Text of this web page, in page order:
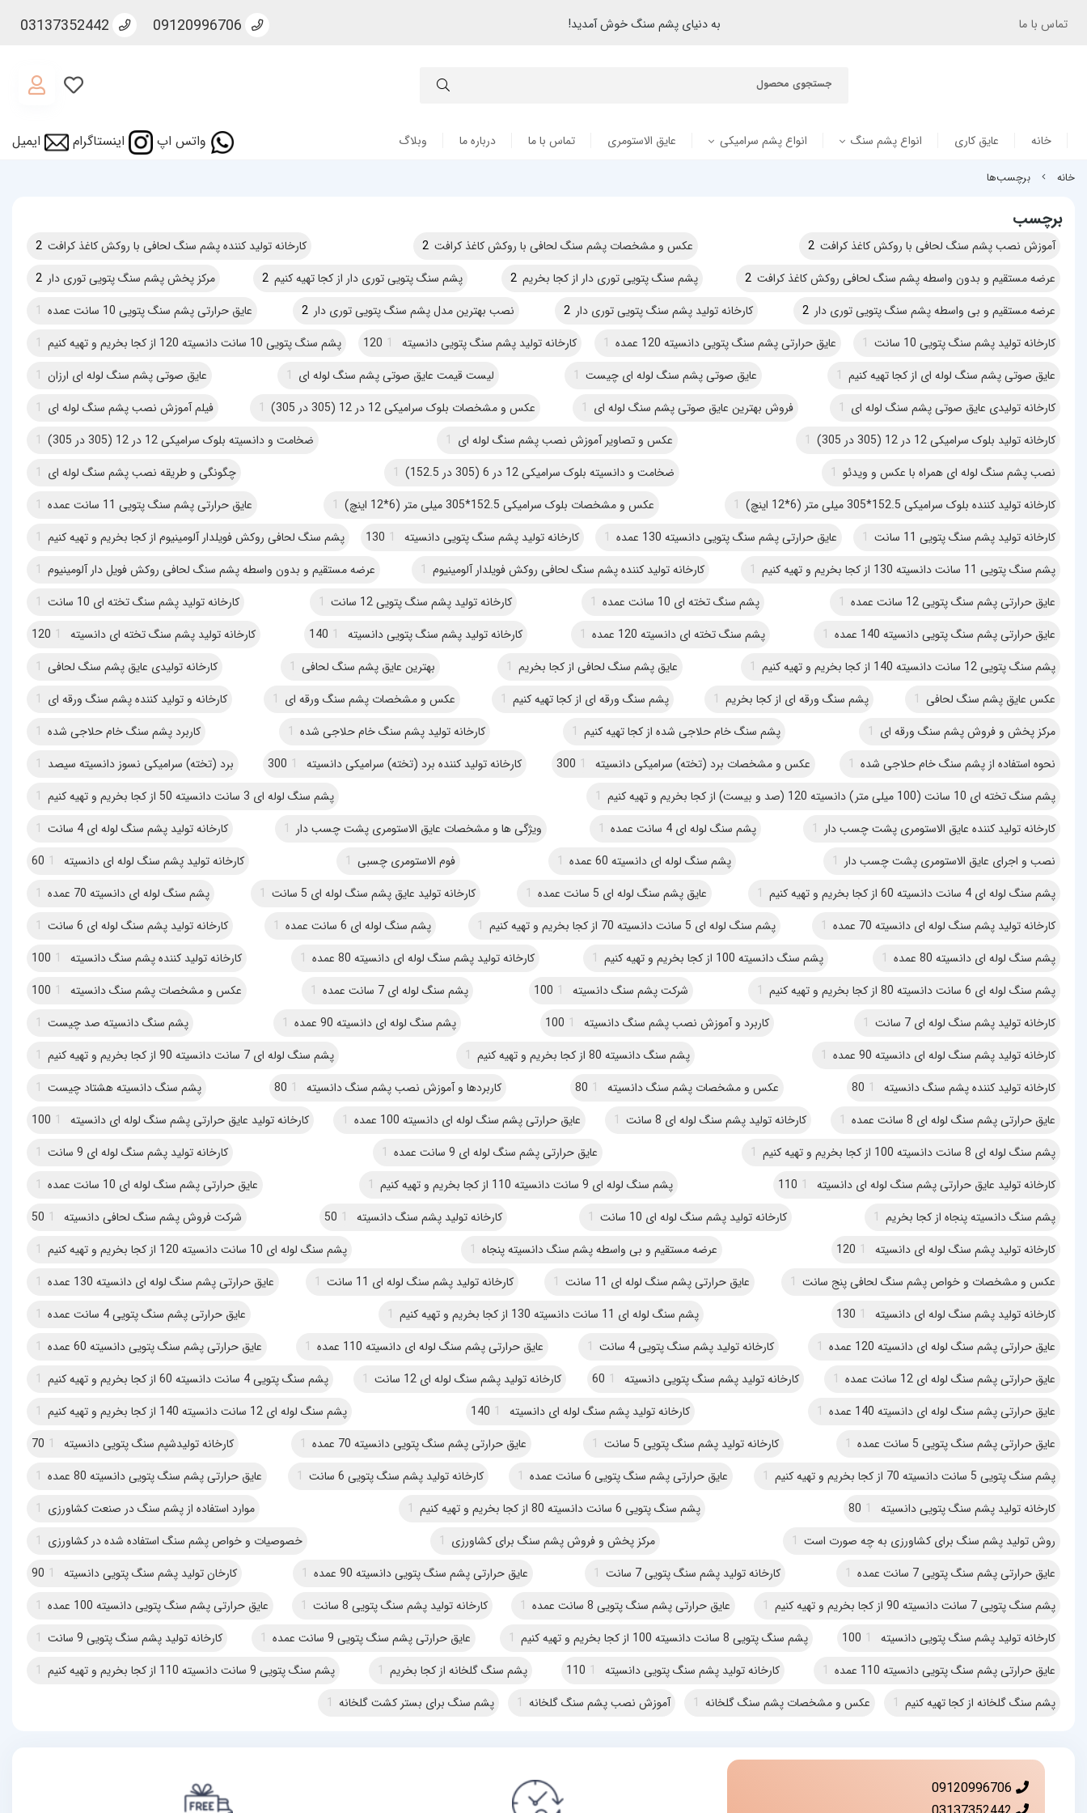
تماس با ما به دنیای پشم سنگ خوش آمدید! 09120996706
03137352442
خانه عایق کاری انواع پشم سنگ انواع پشم سرامیکی عایق الاستومری تماس با ما درباره ما وبلاگ واتس اپ اینستاگرام ایمیل
خانه برچسب‌ها
برچسب
آموزش نصب پشم سنگ لحافی با روکش کاغذ کرافت 2 عکس و مشخصات پشم سنگ لحافی با روکش کاغذ کرافت 2 کارخانه تولید کننده پشم سنگ لحافی با روکش کاغذ کرافت 2
عرضه مستقیم و بدون واسطه پشم سنگ لحافی روکش کاغذ کرافت 2 پشم سنگ پتویی توری دار از کجا بخریم 2 پشم سنگ پتویی توری دار از کجا تهیه کنیم 2 مرکز پخش پشم سنگ پتویی توری دار 2
عرضه مستقیم و بی واسطه پشم سنگ پتویی توری دار 2 کارخانه تولید پشم سنگ پتویی توری دار 2 نصب بهترین مدل پشم سنگ پتویی توری دار 2 عایق حرارتی پشم سنگ پتویی 10 سانت عمده
1
کارخانه تولید پشم سنگ پتویی 10 سانت
1 عایق حرارتی پشم سنگ پتویی دانسیته 120 عمده 1 کارخانه تولید پشم سنگ پتویی دانسیته 120 1 پشم سنگ پتویی 10 سانت دانسیته 120 از کجا بخریم و تهیه کنیم
1
عایق صوتی پشم سنگ لوله ای از کجا تهیه کنیم 1 عایق صوتی پشم سنگ لوله ای چیست 1 لیست قیمت عایق صوتی پشم سنگ لوله ای 1 عایق صوتی پشم سنگ لوله ای ارزان 1
کارخانه تولیدی عایق صوتی پشم سنگ لوله ای 1 فروش بهترین عایق صوتی پشم سنگ لوله ای 1 عکس و مشخصات بلوک سرامیکی 12 در 12 (305 در 305) 1 فیلم آموزش نصب پشم سنگ لوله ای 1
کارخانه تولید بلوک سرامیکی 12 در 12 (305 در 305)
1 عکس و تصاویر آموزش نصب پشم سنگ لوله ای 1 ضخامت و دانسیته بلوک سرامیکی 12 در 12 (305 در 305)
1
نصب پشم سنگ لوله ای همراه با عکس و ویدئو 1 ضخامت و دانسیته بلوک سرامیکی 12 در 6 (305 در 152.5) 1 چگونگی و طریقه نصب پشم سنگ لوله ای 1
کارخانه تولید کننده بلوک سرامیکی 152.5*305 میلی متر (6*12 اینچ)
1 عکس و مشخصات بلوک سرامیکی 152.5*305 میلی متر (6*12 اینچ) 1 عایق حرارتی پشم سنگ پتویی 11 سانت عمده
1
کارخانه تولید پشم سنگ پتویی 11 سانت
1 عایق حرارتی پشم سنگ پتویی دانسیته 130 عمده 1 کارخانه تولید پشم سنگ پتویی دانسیته 130 1 پشم سنگ لحافی روکش فویلدار آلومینیوم از کجا بخریم و تهیه کنیم 1
پشم سنگ پتویی 11 سانت دانسیته 130 از کجا بخریم و تهیه کنیم
1 کارخانه تولید کننده پشم سنگ لحافی روکش فویلدار آلومینیوم 1 عرضه مستقیم و بدون واسطه پشم سنگ لحافی روکش فویل دار آلومینیوم 1
عایق حرارتی پشم سنگ پتویی 12 سانت عمده
1 پشم سنگ تخته ای 10 سانت عمده 1 کارخانه تولید پشم سنگ پتویی 12 سانت 1 کارخانه تولید پشم سنگ تخته ای 10 سانت
1
عایق حرارتی پشم سنگ پتویی دانسیته 140 عمده
1 پشم سنگ تخته ای دانسیته 120 عمده 1 کارخانه تولید پشم سنگ پتویی دانسیته 140 1 کارخانه تولید پشم سنگ تخته ای دانسیته 120
1
پشم سنگ پتویی 12 سانت دانسیته 140 از کجا بخریم و تهیه کنیم
1 عایق پشم سنگ لحافی از کجا بخریم 1 بهترین عایق پشم سنگ لحافی 1 کارخانه تولیدی عایق پشم سنگ لحافی 1
عکس عایق پشم سنگ لحافی 1 پشم سنگ ورقه ای از کجا بخریم 1 پشم سنگ ورقه ای از کجا تهیه کنیم 1 عکس و مشخصات پشم سنگ ورقه ای 1 کارخانه و تولید کننده پشم سنگ ورقه ای 1
مرکز پخش و فروش پشم سنگ ورقه ای 1 پشم سنگ خام حلاجی شده از کجا تهیه کنیم 1 کارخانه تولید پشم سنگ خام حلاجی شده 1 کاربرد پشم سنگ خام حلاجی شده 1
نحوه استفاده از پشم سنگ خام حلاجی شده 1 عکس و مشخصات برد (تخته) سرامیکی دانسیته 300 1 کارخانه تولید کننده برد (تخته) سرامیکی دانسیته 300 1 برد (تخته) سرامیکی نسوز دانسیته سیصد 1
پشم سنگ تخته ای 10 سانت (100 میلی متر) دانسیته 120 (صد و بیست) از کجا بخریم و تهیه کنیم
1 پشم سنگ لوله ای 3 سانت دانسیته 50 از کجا بخریم و تهیه کنیم
1
کارخانه تولید کننده عایق الاستومری پشت چسب دار 1 پشم سنگ لوله ای 4 سانت عمده 1 ویژگی ها و مشخصات عایق الاستومری پشت چسب دار 1 کارخانه تولید پشم سنگ لوله ای 4 سانت
1
نصب و اجرای عایق الاستومری پشت چسب دار 1 پشم سنگ لوله ای دانسیته 60 عمده 1 فوم الاستومری چسبی 1 کارخانه تولید پشم سنگ لوله ای دانسیته 60
1
پشم سنگ لوله ای 4 سانت دانسیته 60 از کجا بخریم و تهیه کنیم
1 عایق پشم سنگ لوله ای 5 سانت عمده 1 کارخانه تولید عایق پشم سنگ لوله ای 5 سانت 1 پشم سنگ لوله ای دانسیته 70 عمده
1
کارخانه تولید پشم سنگ لوله ای دانسیته 70 عمده
1 پشم سنگ لوله ای 5 سانت دانسیته 70 از کجا بخریم و تهیه کنیم 1 پشم سنگ لوله ای 6 سانت عمده 1 کارخانه تولید پشم سنگ لوله ای 6 سانت
1
پشم سنگ لوله ای دانسیته 80 عمده
1 پشم سنگ دانسیته 100 از کجا بخریم و تهیه کنیم 1 کارخانه تولید پشم سنگ لوله ای دانسیته 80 عمده 1 کارخانه تولید کننده پشم سنگ دانسیته 100
1
پشم سنگ لوله ای 6 سانت دانسیته 80 از کجا بخریم و تهیه کنیم
1 شرکت پشم سنگ دانسیته 100 1 پشم سنگ لوله ای 7 سانت عمده 1 عکس و مشخصات پشم سنگ دانسیته 100
1
کارخانه تولید پشم سنگ لوله ای 7 سانت
1 کاربرد و آموزش نصب پشم سنگ دانسیته 100 1 پشم سنگ لوله ای دانسیته 90 عمده 1 پشم سنگ دانسیته صد چیست 1
کارخانه تولید پشم سنگ لوله ای دانسیته 90 عمده
1 پشم سنگ دانسیته 80 از کجا بخریم و تهیه کنیم 1 پشم سنگ لوله ای 7 سانت دانسیته 90 از کجا بخریم و تهیه کنیم
1
کارخانه تولید کننده پشم سنگ دانسیته 80
1 عکس و مشخصات پشم سنگ دانسیته 80 1 کاربردها و آموزش نصب پشم سنگ دانسیته 80 1 پشم سنگ دانسیته هشتاد چیست 1
عایق حرارتی پشم سنگ لوله ای 8 سانت عمده
1 کارخانه تولید پشم سنگ لوله ای 8 سانت 1 عایق حرارتی پشم سنگ لوله ای دانسیته 100 عمده 1 کارخانه تولید عایق حرارتی پشم سنگ لوله ای دانسیته 100
1
پشم سنگ لوله ای 8 سانت دانسیته 100 از کجا بخریم و تهیه کنیم
1 عایق حرارتی پشم سنگ لوله ای 9 سانت عمده 1 کارخانه تولید پشم سنگ لوله ای 9 سانت
1
کارخانه تولید عایق حرارتی پشم سنگ لوله ای دانسیته 110
1 پشم سنگ لوله ای 9 سانت دانسیته 110 از کجا بخریم و تهیه کنیم 1 عایق حرارتی پشم سنگ لوله ای 10 سانت عمده
1
پشم سنگ دانسیته پنجاه از کجا بخریم 1 کارخانه تولید پشم سنگ لوله ای 10 سانت 1 کارخانه تولید پشم سنگ دانسیته 50 1 شرکت فروش پشم سنگ لحافی دانسیته 50
1
کارخانه تولید پشم سنگ لوله ای دانسیته 120
1 عرضه مستقیم و بی واسطه پشم سنگ دانسیته پنجاه 1 پشم سنگ لوله ای 10 سانت دانسیته 120 از کجا بخریم و تهیه کنیم
1
عکس و مشخصات و خواص پشم سنگ لحافی پنج سانت 1 عایق حرارتی پشم سنگ لوله ای 11 سانت 1 کارخانه تولید پشم سنگ لوله ای 11 سانت 1 عایق حرارتی پشم سنگ لوله ای دانسیته 130 عمده
1
کارخانه تولید پشم سنگ لوله ای دانسیته 130
1 پشم سنگ لوله ای 11 سانت دانسیته 130 از کجا بخریم و تهیه کنیم 1 عایق حرارتی پشم سنگ پتویی 4 سانت عمده
1
عایق حرارتی پشم سنگ لوله ای دانسیته 120 عمده
1 کارخانه تولید پشم سنگ پتویی 4 سانت 1 عایق حرارتی پشم سنگ لوله ای دانسیته 110 عمده 1 عایق حرارتی پشم سنگ پتویی دانسیته 60 عمده
1
عایق حرارتی پشم سنگ لوله ای 12 سانت عمده
1 کارخانه تولید پشم سنگ پتویی دانسیته 60 1 کارخانه تولید پشم سنگ لوله ای 12 سانت 1 پشم سنگ پتویی 4 سانت دانسیته 60 از کجا بخریم و تهیه کنیم
1
عایق حرارتی پشم سنگ لوله ای دانسیته 140 عمده
1 کارخانه تولید پشم سنگ لوله ای دانسیته 140 1 پشم سنگ لوله ای 12 سانت دانسیته 140 از کجا بخریم و تهیه کنیم
1
عایق حرارتی پشم سنگ پتویی 5 سانت عمده
1 کارخانه تولید پشم سنگ پتویی 5 سانت 1 عایق حرارتی پشم سنگ پتویی دانسیته 70 عمده 1 کارخانه تولیدشپم سنگ پتویی دانسیته 70
1
پشم سنگ پتویی 5 سانت دانسیته 70 از کجا بخریم و تهیه کنیم
1 عایق حرارتی پشم سنگ پتویی 6 سانت عمده 1 کارخانه تولید پشم سنگ پتویی 6 سانت 1 عایق حرارتی پشم سنگ پتویی دانسیته 80 عمده
1
کارخانه تولید پشم سنگ پتویی دانسیته 80
1 پشم سنگ پتویی 6 سانت دانسیته 80 از کجا بخریم و تهیه کنیم 1 موارد استفاده از پشم سنگ در صنعت کشاورزی 1
روش تولید پشم سنگ برای کشاورزی به چه صورت است 1 مرکز پخش و فروش پشم سنگ برای کشاورزی 1 خصوصیات و خواص پشم سنگ استفاده شده در کشاورزی 1
عایق حرارتی پشم سنگ پتویی 7 سانت عمده
1 کارخانه تولید پشم سنگ پتویی 7 سانت 1 عایق حرارتی پشم سنگ پتویی دانسیته 90 عمده 1 کارخان تولید پشم سنگ پتویی دانسیته 90
1
پشم سنگ پتویی 7 سانت دانسیته 90 از کجا بخریم و تهیه کنیم
1 عایق حرارتی پشم سنگ پتویی 8 سانت عمده 1 کارخانه تولید پشم سنگ پتویی 8 سانت 1 عایق حرارتی پشم سنگ پتویی دانسیته 100 عمده
1
کارخانه تولید پشم سنگ پتویی دانسیته 100
1 پشم سنگ پتویی 8 سانت دانسیته 100 از کجا بخریم و تهیه کنیم 1 عایق حرارتی پشم سنگ پتویی 9 سانت عمده 1 کارخانه تولید پشم سنگ پتویی 9 سانت
1
عایق حرارتی پشم سنگ پتویی دانسیته 110 عمده
1 کارخانه تولید پشم سنگ پتویی دانسیته 110 1 پشم سنگ گلخانه از کجا بخریم 1 پشم سنگ پتویی 9 سانت دانسیته 110 از کجا بخریم و تهیه کنیم
1
پشم سنگ گلخانه از کجا تهیه کنیم 1 عکس و مشخصات پشم سنگ گلخانه 1 آموزش نصب پشم سنگ گلخانه 1 پشم سنگ برای بستر کشت گلخانه 1
09120996706